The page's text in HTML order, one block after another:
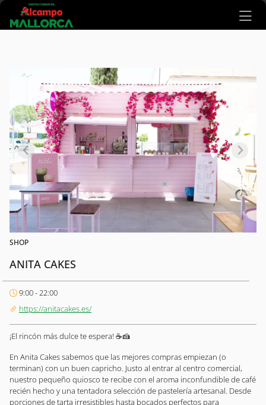
Ir al contenido principal
SHOP
ANITA CAKES
9:00 - 22:00
https://anitacakes.es/
¡El rincón más dulce te espera! ☕🍰
En Anita Cakes sabemos que las mejores compras empiezan (o
terminan) con un buen capricho. Justo al entrar al centro comercial,
nuestro pequeño quiosco te recibe con el aroma inconfundible de café
recién hecho y una tentadora selección de pastelería artesanal. Desde
porciones de tarta irresistibles hasta bocados perfectos para